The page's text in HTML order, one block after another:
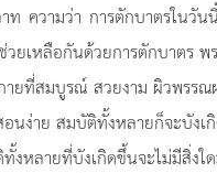
ท ความว่า การตักบาตรในวั
เหลือกันด้วยการตักบาตร พ
ยที่สมบูรณ์ สวยงาม ผิวพรร
นง่าย สมบัติทั้งหลายก็จะบั
หลายที่บังเกิดขึ้นจะไม่มีสิ่ง